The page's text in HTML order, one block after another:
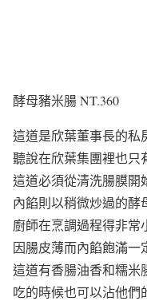
酵母豬米腸 NT.360
這道是欣葉董事長的私
聽說在欣葉集團裡也只
這道必須從清洗腸膜開
內餡則以稍微炒過的酵
廚師在烹調過程得非常
因腸皮薄而內餡飽滿一
這道有香腸油香和糯米
吃的時候也可以沾他們